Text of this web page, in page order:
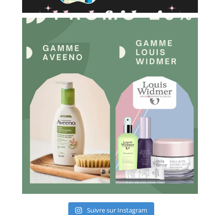
Suivre sur Instagram